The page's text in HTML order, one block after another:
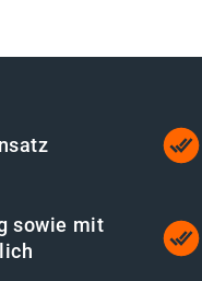
sowie mit